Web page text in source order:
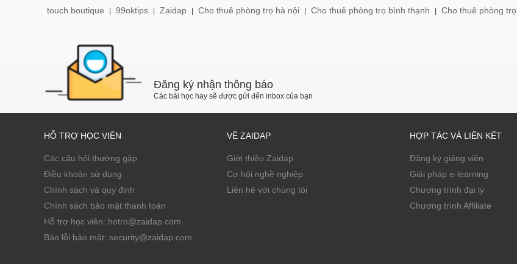
touch boutique 99oktips Zaidap Cho thuê phòng trọ hà nội Cho thuê phòng trọ bình thạnh Cho thuê phòng trọ
Đăng ký nhận thông báo
Các bài học hay sẽ được gửi đến inbox của bạn
HỖ TRỢ HỌC VIÊN
Các câu hỏi thường gặp
Điều khoản sử dụng
Chính sách và quy định
Chính sách bảo mật thanh toán
Hỗ trợ học viên: hotro@zaidap.com
Báo lỗi bảo mật: security@zaidap.com
VỀ ZAIDAP
Giới thiệu Zaidap
Cơ hội nghề nghiệp
Liên hệ với chúng tôi
HỢP TÁC VÀ LIÊN KẾT
Đăng ký giảng viên
Giải pháp e-learning
Chương trình đại lý
Chương trình Affiliate